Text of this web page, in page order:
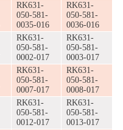
RK631-
050-581-
0035-016
RK631-
050-581-
0036-016
RK631-
050-581-
0002-017
RK631-
050-581-
0003-017
RK631-
050-581-
0007-017
RK631-
050-581-
0008-017
RK631-
050-581-
0012-017
RK631-
050-581-
0013-017